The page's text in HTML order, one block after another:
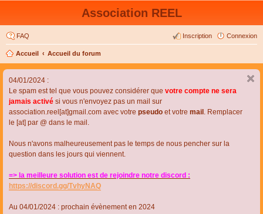
Association REEL
FAQ Connexion
Inscription
Accueil Accueil du forum
04/01/2024 :
Le spam est tel que vous pouvez considérer que votre compte ne sera
jamais activé si vous n'envoyez pas un mail sur
association.reel[at]gmail.com avec votre pseudo et votre mail . Remplacer
le [at] par @ dans le mail.
Nous n'avons malheureusement pas le temps de nous pencher sur la
question dans les jours qui viennent.
=> la meilleure solution est de rejoindre notre discord :
https://discord.gg/TvhyNAQ
Au 04/01/2024 : prochain évènement en 2024